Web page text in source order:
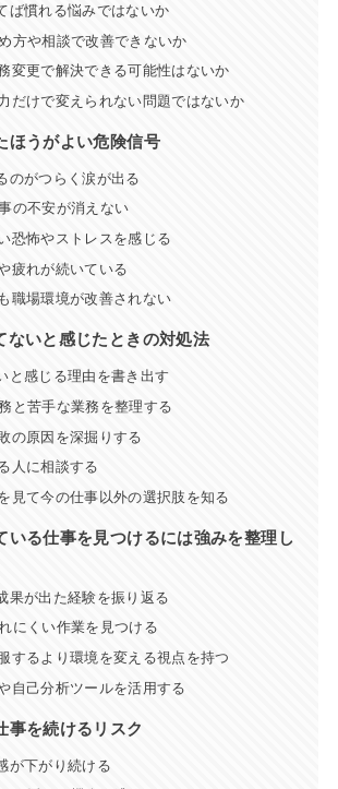
ば慣れる悩みではないか
方や相談で改善できないか
変更で解決できる可能性はないか
だけで変えられない問題ではないか
ほうがよい危険信号
のがつらく涙が出る
の不安が消えない
恐怖やストレスを感じる
疲れが続いている
職場環境が改善されない
ないと感じたときの対処法
と感じる理由を書き出す
と苦手な業務を整理する
の原因を深掘りする
人に相談する
見て今の仕事以外の選択肢を知る
いる仕事を見つけるには強みを整理し
果が出た経験を振り返る
にくい作業を見つける
するより環境を変える視点を持つ
自己分析ツールを活用する
事を続けるリスク
が下がり続ける